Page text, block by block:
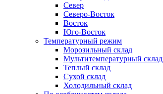
Север
Северо-Восток
Восток
Юго-Восток
Температурный режим
Морозильный склад
Мультитемпературный склад
Теплый склад
Сухой склад
Холодильный склад